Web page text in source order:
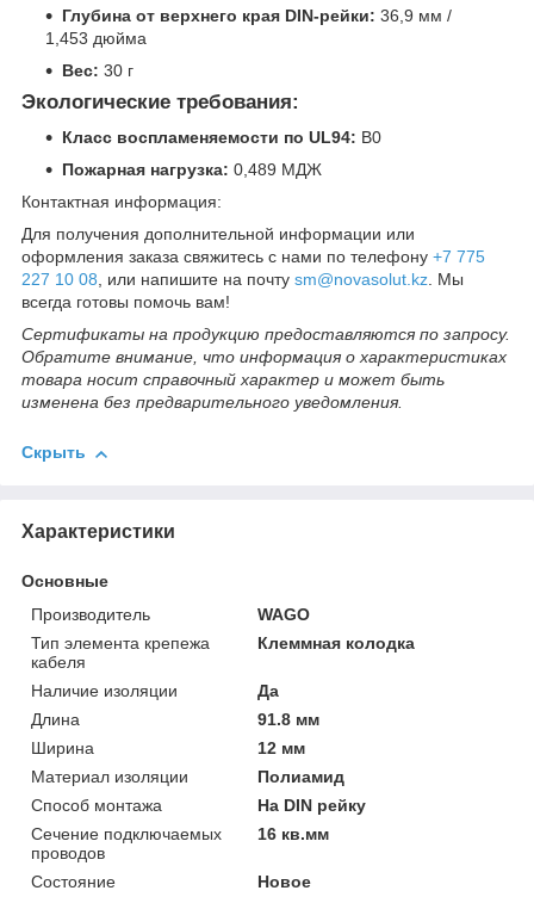
Глубина от верхнего края DIN-рейки: 36,9 мм /
1,453 дюйма
Вес: 30 г
Экологические требования:
Класс воспламеняемости по UL94: В0
Пожарная нагрузка: 0,489 МДЖ
Контактная информация:
Для получения дополнительной информации или
оформления заказа свяжитесь с нами по телефону +7 775
227 10 08, или напишите на почту sm@novasolut.kz. Мы
всегда готовы помочь вам!
Сертификаты на продукцию предоставляются по запросу.
Обратите внимание, что информация о характеристиках
товара носит справочный характер и может быть
изменена без предварительного уведомления.
Скрыть
Характеристики
Основные
Производитель
WAGO
Тип элемента крепежа
кабеля
Клеммная колодка
Наличие изоляции
Да
Длина
91.8 мм
Ширина
12 мм
Материал изоляции
Полиамид
Способ монтажа
На DIN рейку
Сечение подключаемых
проводов
16 кв.мм
Состояние
Новое